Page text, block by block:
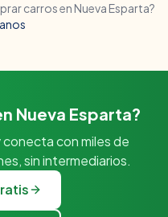
carros en Nueva Esparta?
Nueva Esparta?
con miles de
sin intermediarios.